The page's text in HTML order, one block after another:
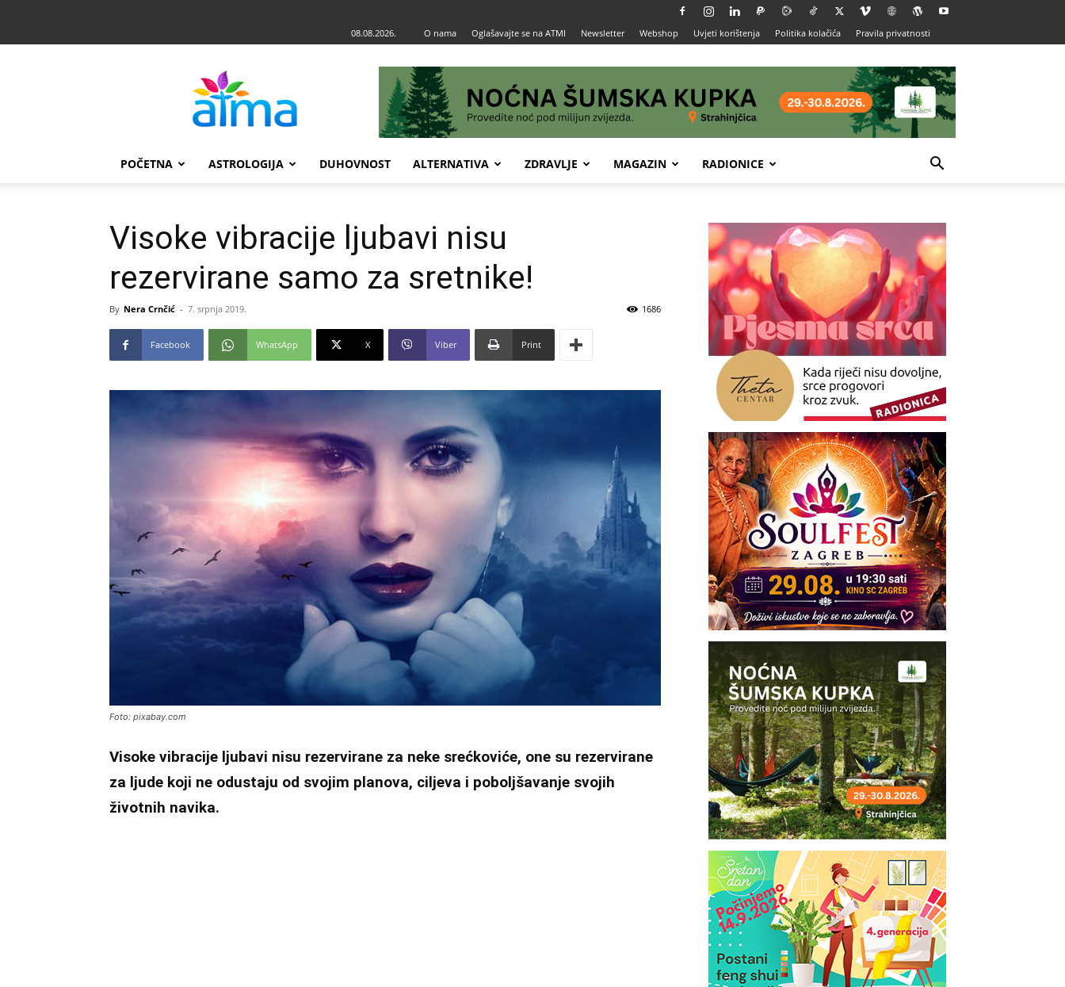
08.08.2026. O nama Oglašavajte se na ATMI Newsletter Webshop Uvjeti korištenja Politika kolačića Pravila privatnosti
POČETNA ASTROLOGIJA DUHOVNOST ALTERNATIVA ZDRAVLJE MAGAZIN RADIONICE
Visoke vibracije ljubavi nisu
rezervirane samo za sretnike!
By Nera Crnčić - 7. srpnja 2019. 1686
Facebook WhatsApp X Viber Print
Foto: pixabay.com
Visoke vibracije ljubavi nisu rezervirane za neke srećkoviće, one su rezervirane
za ljude koji ne odustaju od svojim planova, ciljeva i poboljšavanje svojih
životnih navika.